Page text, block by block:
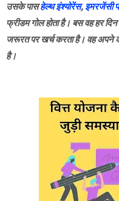
उसके पासहेल्थ इंश्योरेंस, इमरजेंसी
फ्रीडम गोल होता है। बस वह हर
जरूरत पर खर्च करता है। वह अपने
है।